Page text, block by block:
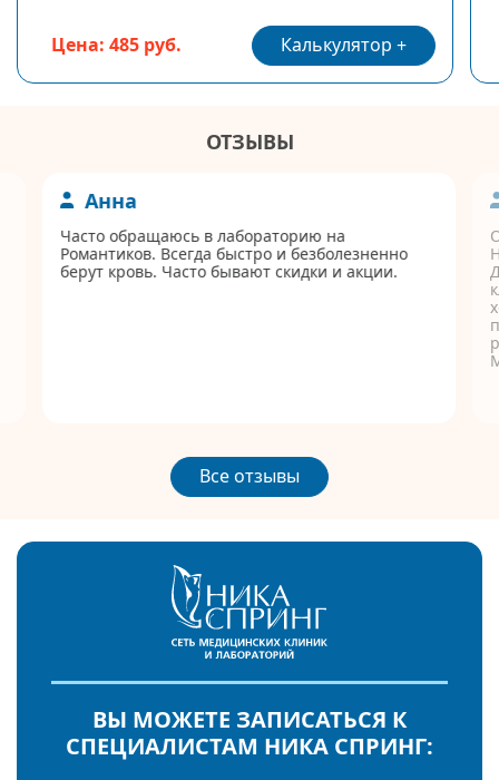
Цена: 485 руб. Калькулятор
ОТЗЫВЫ
Анна
Часто обращаюсь в лабораторию на
Романтиков. Всегда быстро и безболезненно
берут кровь. Часто бывают скидки и акции.
Все отзывы
ВЫ МОЖЕТЕ ЗАПИСАТЬСЯ К
СПЕЦИАЛИСТАМ НИКА СПРИНГ: